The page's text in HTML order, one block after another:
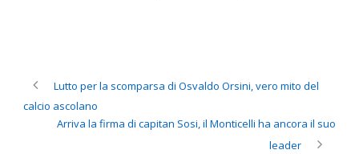
Lutto per la scomparsa di Osvaldo Orsini, vero mito del
calcio ascolano
Arriva la firma di capitan Sosi, il Monticelli ha ancora il suo
leader